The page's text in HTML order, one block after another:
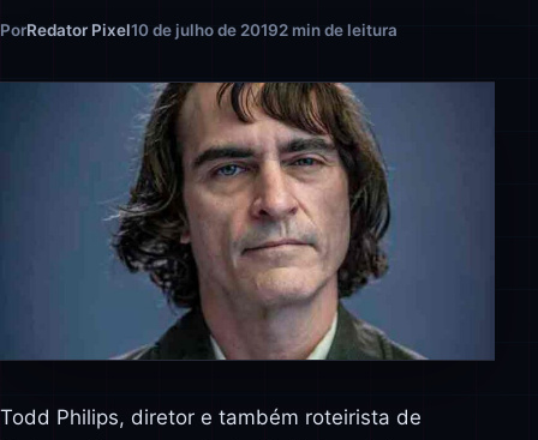
PorRedator Pixel10 de julho de 20192 min de leitura
Todd Philips, diretor e também roteirista de